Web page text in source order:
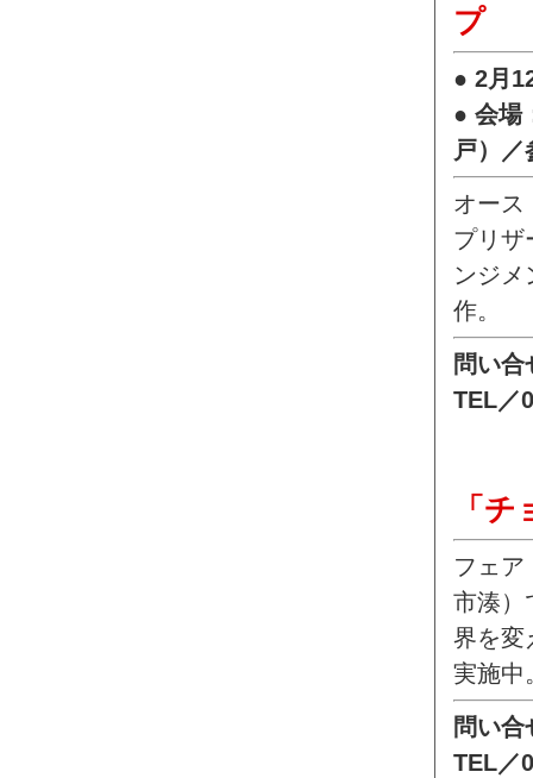
プ
● 2月
● 会場
戸）
オース
プリザ
ンジメ
作。
問い
TEL／
「
フェア
市湊）
界を変
実施中
問い
TEL／